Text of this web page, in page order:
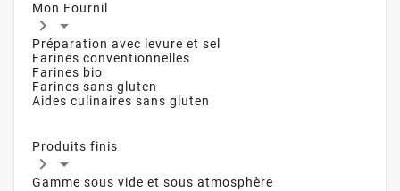
Mon Fournil
 
Préparation avec levure et sel
Farines conventionnelles
Farines bio
Farines sans gluten
Aides culinaires sans gluten
Produits finis
 
Gamme sous vide et sous atmosphère